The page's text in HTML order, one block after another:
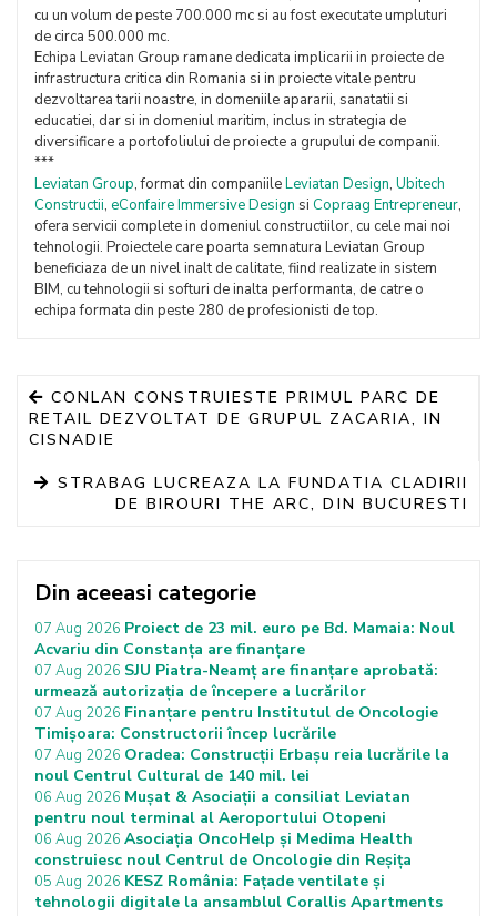
cu un volum de peste 700.000 mc si au fost executate umpluturi
de circa 500.000 mc.
Echipa Leviatan Group ramane dedicata implicarii in proiecte de
infrastructura critica din Romania si in proiecte vitale pentru
dezvoltarea tarii noastre, in domeniile apararii, sanatatii si
educatiei, dar si in domeniul maritim, inclus in strategia de
diversificare a portofoliului de proiecte a grupului de companii.
***
Leviatan Group, format din companiileLeviatan Design, Ubitech
Constructii, eConfaire Immersive Design si Copraag Entrepreneur,
ofera servicii complete in domeniul constructiilor, cu cele mai noi
tehnologii. Proiectele care poarta semnatura Leviatan Group
beneficiaza de un nivel inalt de calitate, fiind realizate in sistem
BIM, cu tehnologii si softuri de inalta performanta, de catre o
echipa formata din peste 280 de profesionisti de top.
CONLAN CONSTRUIESTE PRIMUL PARC DE
RETAIL DEZVOLTAT DE GRUPUL ZACARIA, IN
CISNADIE
STRABAG LUCREAZA LA FUNDATIA CLADIRII
DE BIROURI THE ARC, DIN BUCURESTI
Din aceeasi categorie
07 Aug 2026 Proiect de 23 mil. euro pe Bd. Mamaia: Noul
Acvariu din Constanța are finanțare
07 Aug 2026 SJU Piatra-Neamț are finanțare aprobată:
urmează autorizația de începere a lucrărilor
07 Aug 2026 Finanțare pentru Institutul de Oncologie
Timișoara: Constructorii încep lucrările
07 Aug 2026 Oradea: Construcții Erbașu reia lucrările la
noul Centrul Cultural de 140 mil. lei
06 Aug 2026 Mușat & Asociații a consiliat Leviatan
pentru noul terminal al Aeroportului Otopeni
06 Aug 2026 Asociația OncoHelp și Medima Health
construiesc noul Centrul de Oncologie din Reșița
05 Aug 2026 KESZ România: Fațade ventilate și
tehnologii digitale la ansamblul Corallis Apartments